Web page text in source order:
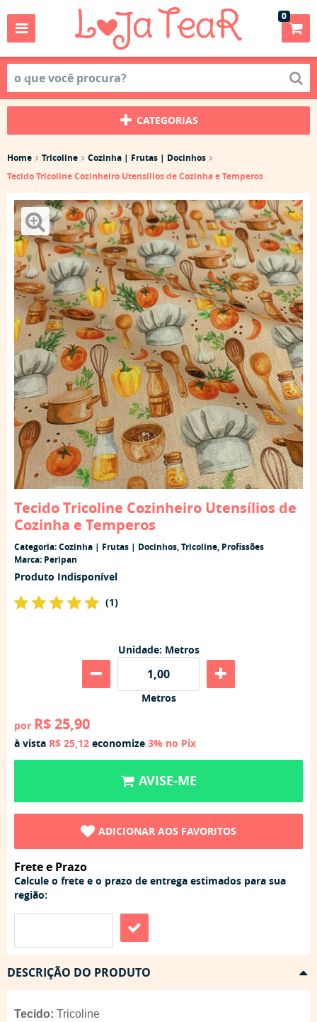
0
CATEGORIAS
Home Tricoline
Cozinha | Frutas | Docinhos
Tecido Tricoline Cozinheiro Utensílios de Cozinha e Temperos
Tecido Tricoline Cozinheiro Utensílios de
Cozinha e Temperos
Categoria:Cozinha | Frutas | Docinhos,Tricoline, Profissões
Marca: Peripan
Produto Indisponível
(1)
Unidade: Metros
Metros
por R$ 25,90
à vista R$ 25,12 economize 3% no Pix
AVISE-ME
ADICIONAR AOS FAVORITOS
Frete e Prazo
Calcule o frete e o prazo de entrega estimados para sua
região:
DESCRIÇÃO DO PRODUTO
Tecido: Tricoline